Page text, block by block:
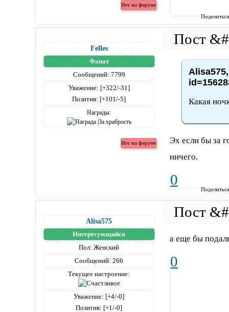
Felles
Фанат
Сообщений: 7799
Уважение: [+322/-31]
Позитив: [+101/-5]
Награды:
Какая
Эх если бы за
ничего.
0
Alisa575
Интересующийся
Пол: Женский
Сообщений: 266
Текущее настроение:
Уважение: [+4/-0]
Позитив: [+1/-0]
а еще бы
0